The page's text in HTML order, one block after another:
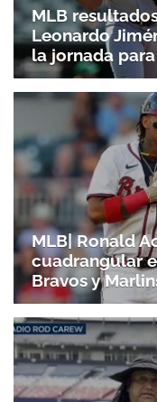
MLB
Leonardo
la jornada
MLB| Ronald
cuadrangular
Bravos y